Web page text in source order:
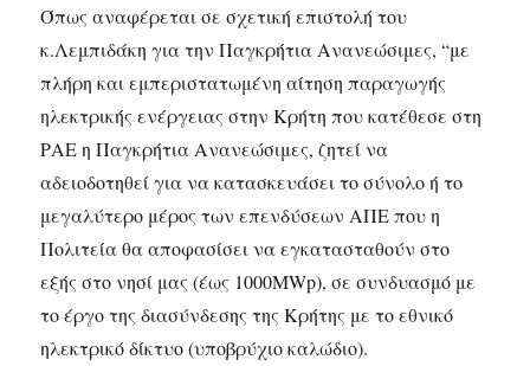
Όπως αναφέρεται σε σχετική επιστολή του
κ.Λεμπιδάκη για την Παγκρήτια Ανανεώσιμες, “με
πλήρη και εμπεριστατωμένη αίτηση παραγωγής
ηλεκτρικής ενέργειας στην Κρήτη που κατέθεσε στη
ΡΑΕ η Παγκρήτια Ανανεώσιμες, ζητεί να
αδειοδοτηθεί για να κατασκευάσει το σύνολο ή το
μεγαλύτερο μέρος των επενδύσεων ΑΠΕ που η
Πολιτεία θα αποφασίσει να εγκατασταθούν στο
εξής στο νησί μας (έως 1000MWp), σε συνδυασμό με
το έργο της διασύνδεσης της Κρήτης με το εθνικό
ηλεκτρικό δίκτυο (υποβρύχιο καλώδιο).